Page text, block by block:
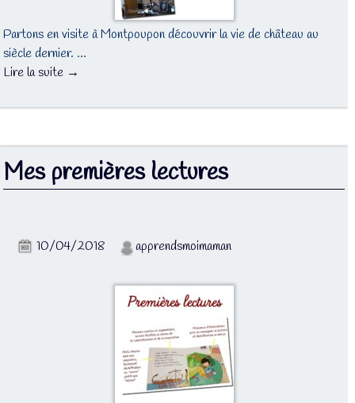
Partons en visite à Montpoupon découvrir la vie de château au
siècle dernier. …
Lire la suite →
Mes premières lectures
10/04/2018 apprendsmoimaman